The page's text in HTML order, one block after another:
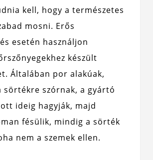
kell, hogy a természetes
mosni. Erős
esetén használjon
készült
Általában por alakúak,
sörtékre szórnak, a gyártó
ideig hagyják, majd
fésülik, mindig a sörték
nem a szemek ellen.